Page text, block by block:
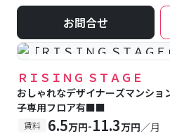
お問合せ
#女性専用フロアあり #予約受付
ＲＩＳＩＮＧ ＳＴＡＧＥ
おしゃれなデザイナーズマンシ
子専用フロア有■■
賃料 6.5万円-11.3万円／月